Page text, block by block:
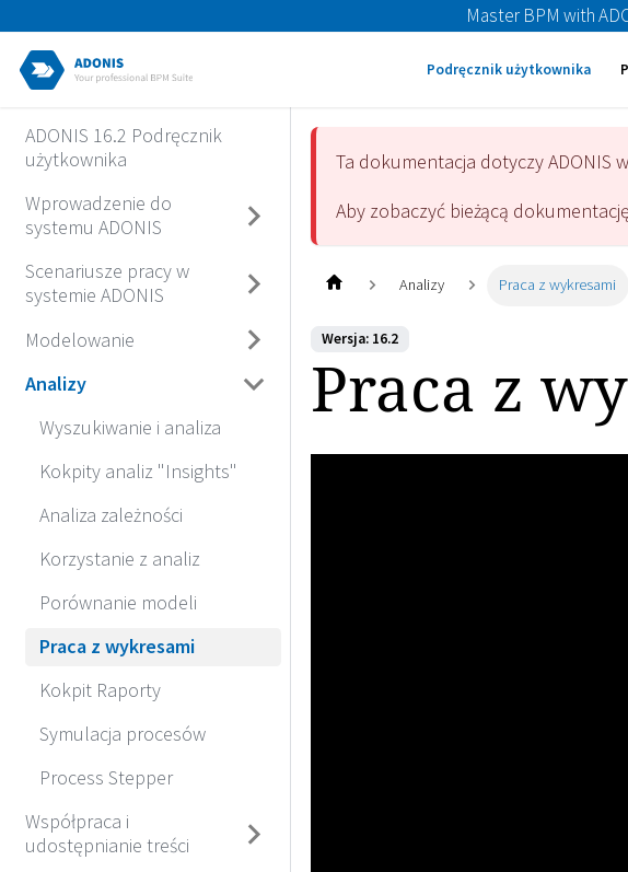
Master BPM with
Podręcznik użytkownika
ADONIS 16.2 Podręcznik
użytkownika
Wprowadzenie do
systemu ADONIS
Scenariusze pracy w
systemie ADONIS
Modelowanie
Analizy
Wyszukiwanie i analiza
Kokpity analiz "Insights"
Analiza zależności
Korzystanie z analiz
Porównanie modeli
Praca z wykresami
Kokpit Raporty
Symulacja procesów
Process Stepper
Współpraca i
udostępnianie treści
Ta dokumentacja dotyczyADONIS
Aby zobaczyć bieżącą
Analizy Praca z wykresami
Wersja: 16.2
Praca z